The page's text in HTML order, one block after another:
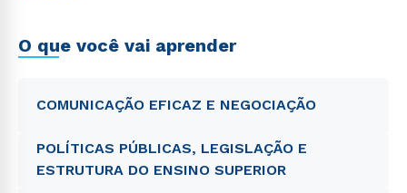
O que você vai aprender
COMUNICAÇÃO EFICAZ E NEGOCIAÇÃO
POLÍTICAS PÚBLICAS, LEGISLAÇÃO E
ESTRUTURA DO ENSINO SUPERIOR